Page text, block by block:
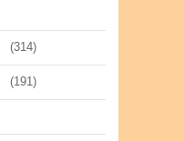
(314)
(191)